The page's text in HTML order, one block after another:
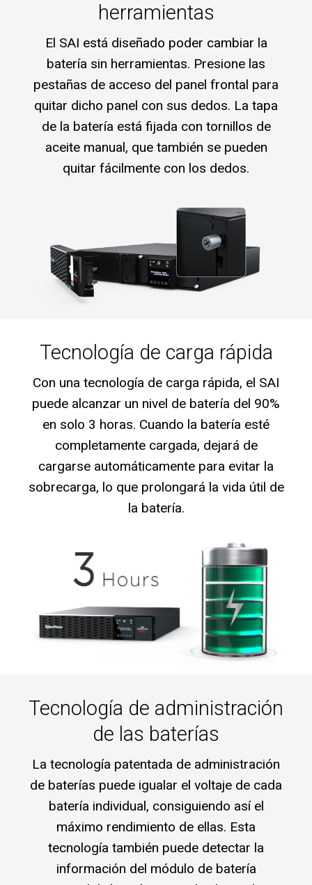
herramientas
El SAI está diseñado poder cambiar la
batería sin herramientas. Presione las
pestañas de acceso del panel frontal para
quitar dicho panel con sus dedos. La tapa
de la batería está fijada con tornillos de
aceite manual, que también se pueden
quitar fácilmente con los dedos.
Tecnología de carga rápida
Con una tecnología de carga rápida, el SAI
puede alcanzar un nivel de batería del 90%
en solo 3 horas. Cuando la batería esté
completamente cargada, dejará de
cargarse automáticamente para evitar la
sobrecarga, lo que prolongará la vida útil de
la batería.
Tecnología de administración
de las baterías
La tecnología patentada de administración
de baterías puede igualar el voltaje de cada
batería individual, consiguiendo así el
máximo rendimiento de ellas. Esta
tecnología también puede detectar la
información del módulo de batería